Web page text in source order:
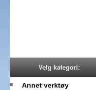
Velg kategori:
Annet verktøy